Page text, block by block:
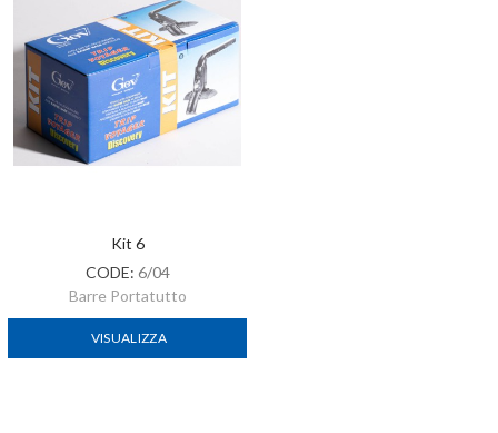
Kit 6
CODE: 6/04
Barre Portatutto
VISUALIZZA